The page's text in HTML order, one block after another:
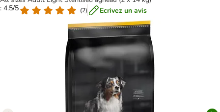
: 4.5/5
(2) Ecrivez un avis